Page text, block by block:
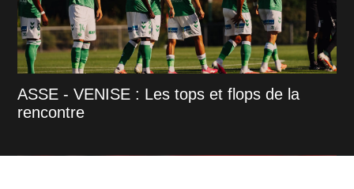
ASSE - VENISE : Les tops et flops de la
rencontre